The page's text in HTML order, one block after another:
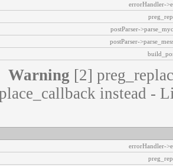
errorHandler-
postParser-
postParser-
Warning [2]
instead -
errorHandler-